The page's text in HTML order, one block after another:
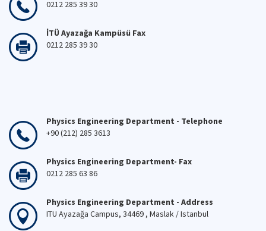
0212 285 39 30
İTÜ Ayazağa Kampüsü Fax
0212 285 39 30
Physics Engineering Department - Telephone
+90 (212) 285 3613
Physics Engineering Department- Fax
0212 285 63 86
Physics Engineering Department - Address
ITU Ayazağa Campus, 34469 , Maslak / Istanbul